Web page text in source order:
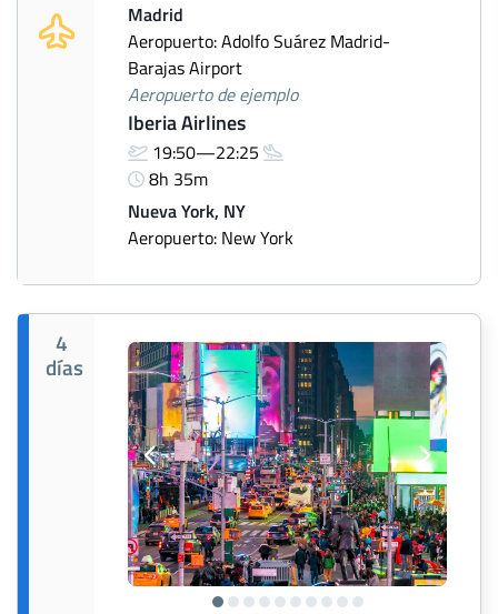
Madrid
Aeropuerto: Adolfo Suárez Madrid-
Barajas Airport
Aeropuerto de ejemplo
Iberia Airlines
19:50—22:25
8h 35m
Nueva York, NY
Aeropuerto: New York
4
días